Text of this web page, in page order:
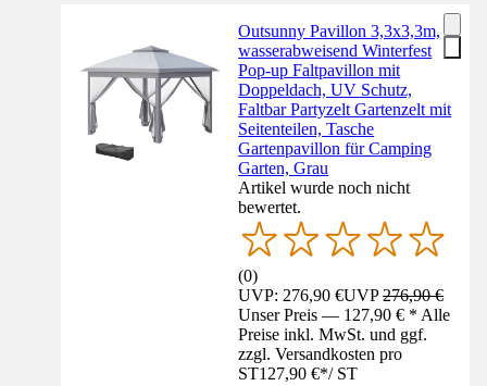
Outsunny Pavillon 3,3x3,3m,
wasserabweisend Winterfest
Pop-up Faltpavillon mit
Doppeldach, UV Schutz,
Faltbar Partyzelt Gartenzelt mit
Seitenteilen, Tasche
Gartenpavillon für Camping
Garten, Grau
Artikel wurde noch nicht
bewertet.
(0)
UVP: 276,90 €UVP276,90 €
Unser Preis — 127,90 € * Alle
Preise inkl. MwSt. und ggf.
zzgl. Versandkosten pro
ST127,90 €*/ ST